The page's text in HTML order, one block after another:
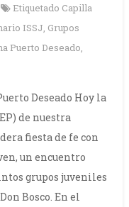
Etiquetado Capilla
ISSJ, Grupos
Puerto Deseado,
Deseado Hoy la
de nuestra
fiesta de fe con
un encuentro
grupos juveniles
Bosco. En el